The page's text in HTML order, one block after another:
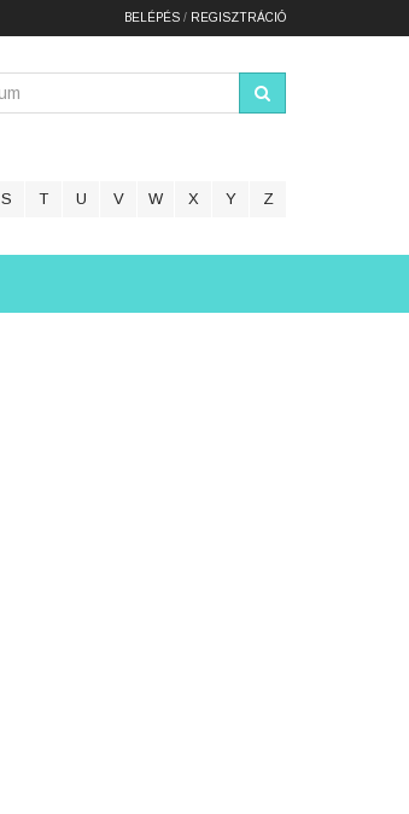
BELÉPÉS / REGISZTRÁCIÓ
S T U V W X Y Z